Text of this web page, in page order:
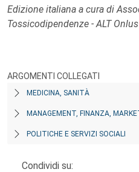
Edizione italiana a cura di
Tossicodipendenze - ALT Onlus
ARGOMENTI COLLEGATI
MEDICINA, SANITÀ
MANAGEMENT, FINANZA,
POLITICHE E SERVIZI SOCIALI
Condividi su: